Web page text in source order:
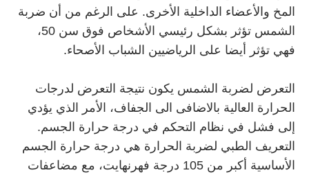
المخ والأعضاء الداخلية الأخرى. على الرغم من أن ضربة
الشمس تؤثر بشكل رئيسي الأشخاص فوق سن 50،
فهي تؤثر أيضا على الرياضيين الشباب الأصحاء.
التعرض لضربة الشمس يكون نتيجة التعرض لدرجات
الحرارة العالية بالاضافى الى الجفاف، الأمر الذي يؤدي
إلى فشل في نظام التحكم في درجة حرارة الجسم.
التعريف الطبي لضربة الحرارة هي درجة حرارة الجسم
الأساسية أكبر من 105 درجة فهرنهايت، مع مضاعفات